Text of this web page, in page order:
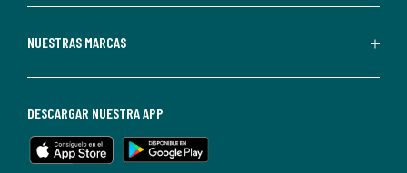
Redoute.
de
en
cualquier
NUESTRAS MARCAS
DESCARGAR NUESTRA APP